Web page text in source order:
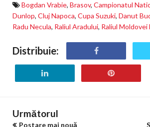
Bogdan Vrabie, Brasov, Campionatul
Dunlop, Cluj Napoca, Cupa Suzuki, Danut
Radu Necula, Raliul Aradului, Raliul Moldovei
Distribuie:
Următorul
Postare mai nouă